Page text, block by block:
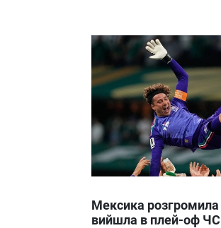
Мексика розгромила
вийшла в плей-оф